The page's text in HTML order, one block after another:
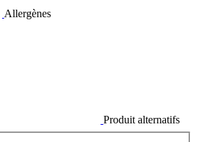
Allergènes
Produit alternatifs